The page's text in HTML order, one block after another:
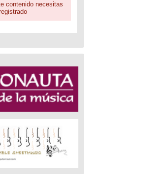
contenido necesitas